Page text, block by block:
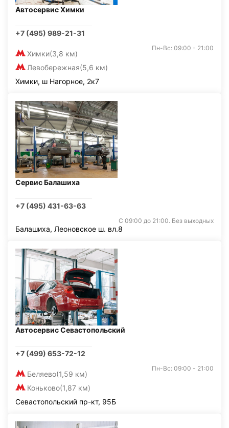
Автосервис Химки
+7 (495) 989-21-31
Химки(3,8 км)
Левобережная(5,6 км)
Пн-Вс: 09:00 - 21:00
Химки, ш Нагорное, 2к7
Сервис Балашиха
+7 (495) 431-63-63
С 09:00 до 21:00. Без выходных
Балашиха, Леоновское ш. вл.8
Автосервис Севастопольский
+7 (499) 653-72-12
Беляево(1,59 км)
Коньково(1,87 км)
Пн-Вс: 09:00 - 21:00
Севастопольский пр-кт, 95Б